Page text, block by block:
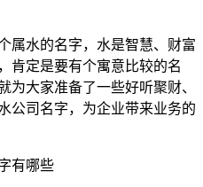
属水的名字，水是智慧、财富
肯定是要有个寓意比较的名
为大家准备了一些好听聚财、
公司名字，为企业带来业务的